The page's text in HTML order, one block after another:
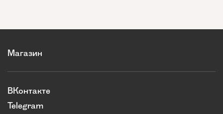
Магазин
ВКонтакте
Telegram